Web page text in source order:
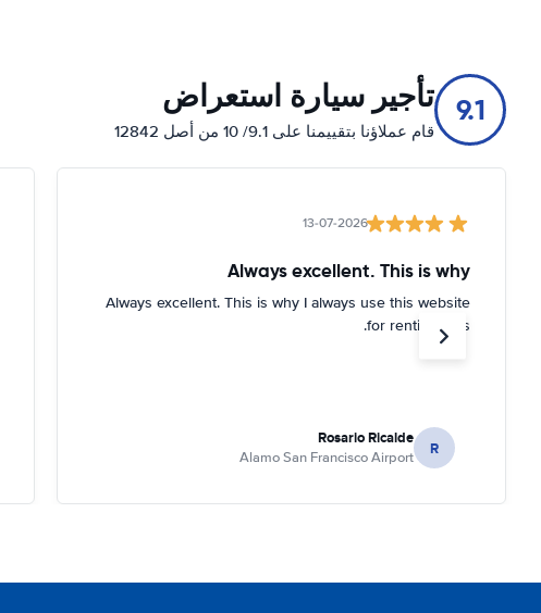
9.1 تأجير سيارة استعراض
قام عملاؤنا بتقييمنا على 9.1/ 10 من أصل 12842
13-07-2026
Always excellent. This is why
Always excellent. This is why I always use this website
for renting cars.
R
Rosario Ricalde
Alamo San Francisco Airport